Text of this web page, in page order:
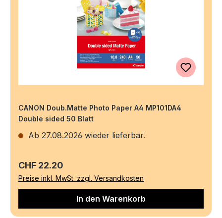
CANON Doub.Matte Photo Paper A4 MP101DA4
Double sided 50 Blatt
Ab 27.08.2026 wieder lieferbar.
Regulärer Preis:
CHF 22.20
Preise inkl. MwSt. zzgl. Versandkosten
In den Warenkorb